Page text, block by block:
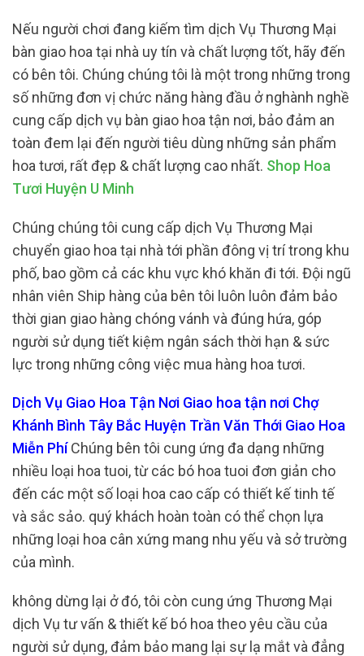
Nếu người chơi đang kiếm tìm dịch Vụ Thương Mại
bàn giao hoa tại nhà uy tín và chất lượng tốt, hãy đến
có bên tôi. Chúng chúng tôi là một trong những trong
số những đơn vị chức năng hàng đầu ở nghành nghề
cung cấp dịch vụ bàn giao hoa tận nơi, bảo đảm an
toàn đem lại đến người tiêu dùng những sản phẩm
hoa tươi, rất đẹp & chất lượng cao nhất. Shop Hoa
Tươi Huyện U Minh
Chúng chúng tôi cung cấp dịch Vụ Thương Mại
chuyển giao hoa tại nhà tới phần đông vị trí trong khu
phố, bao gồm cả các khu vực khó khăn đi tới. Đội ngũ
nhân viên Ship hàng của bên tôi luôn luôn đảm bảo
thời gian giao hàng chóng vánh và đúng hứa, góp
người sử dụng tiết kiệm ngân sách thời hạn & sức
lực trong những công việc mua hàng hoa tươi.
Dịch Vụ Giao Hoa Tận Nơi Giao hoa tận nơi Chợ
Khánh Bình Tây Bắc Huyện Trần Văn Thới Giao Hoa
Miễn PhíChúng bên tôi cung ứng đa dạng những
nhiều loại hoa tuoi, từ các bó hoa tuoi đơn giản cho
đến các một số loại hoa cao cấp có thiết kế tinh tế
và sắc sảo. quý khách hoàn toàn có thể chọn lựa
những loại hoa cân xứng mang nhu yếu và sở trường
của mình.
không dừng lại ở đó, tôi còn cung ứng Thương Mại
dịch Vụ tư vấn & thiết kế bó hoa theo yêu cầu của
người sử dụng, đảm bảo mang lại sự lạ mắt và đẳng